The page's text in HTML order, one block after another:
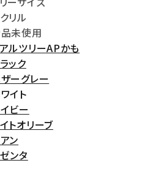
リル
未使用
ルツリーAPかも
ック
ーグレー
イト
ビー
トオリーブ
ン
ンタ